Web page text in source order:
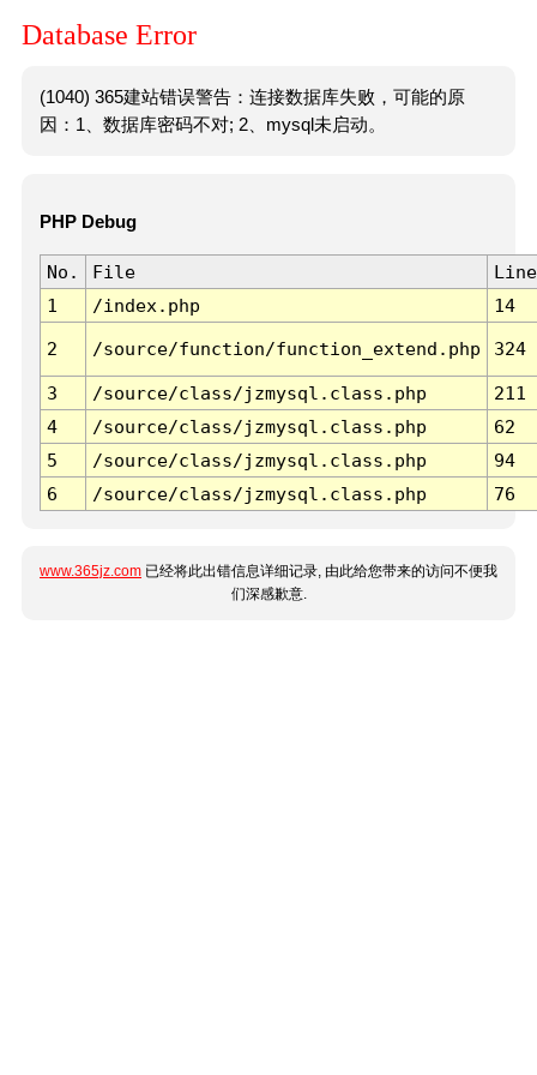
Database Error
(1040) 365建站错误警告：连接数据库失败，可能的原
因：1、数据库密码不对; 2、mysql未启动。
PHP Debug
No. File
Line
1
/index.php 14
2 /source/function/function_extend.php 324
3 /source/class/jzmysql.class.php
211
4
/source/class/jzmysql.class.php
62
5
/source/class/jzmysql.class.php
94
6
/source/class/jzmysql.class.php 76
www.365jz.com 已经将此出错信息详细记录, 由此给您带来的访问不便我
们深感歉意.